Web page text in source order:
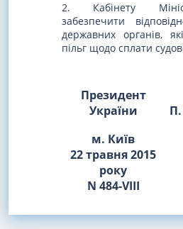
2. Кабінету
забезпечити
державних органів,
пільг щодо сплати
Президент
України
м. Київ
22 травня 2015
року
N 484-VIII